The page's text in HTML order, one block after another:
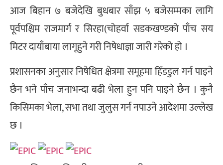
आज बिहान ७ बजेदेखि बुधबार साँझ ५ बजेसम्मका लागि
पूर्वपश्चिम राजमार्ग र सिरहा(चोहर्वा सडकखण्डको पाँच सय
मिटर दायाँबाया लागूहुने गरी निषेधाज्ञा जारी गरेको हो ।
प्रशासनका अनुसार निषेधित क्षेत्रमा समूहमा हिँडडुल गर्न पाइने
छैन भने पाँच जनाभन्दा बढी भेला हुन पनि पाइने छैन । कुनै
किसिमका भेला, सभा तथा जुलुस गर्न नपाउने आदेशमा उल्लेख
छ ।